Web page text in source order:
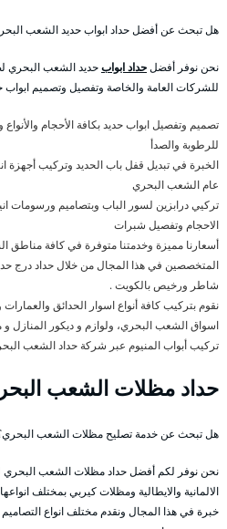
هل تبحث عن أفضل حداد ابواب حديد الشعب
نحن نوفر أفضلحداد ابوابحديد الشعب البحري
للشركات العامة والخاصة وتفصيل وتصميم ابواب
تصميم وتفصيل ابواب حديد بكافة الأحجام
للرطوبة والصدأ
الخبرة في تبديل قفل باب الحديد وتركيب أجهزة
عام الشعب البحري
تركيي درابزين لسور الباب وبتصاميم ورسومات
الاحجام وتفصيل شبرات
أسعارنا مميزة وخدمتنا متوفرة في كافة
المتخصصين في هذا المجال من خلال حداد درج
شاطر ورخيص بالكويت .
نقوم بتركيب كافة أنواع اسوار الحدائق
اسواق الشعب البحري، ولوازم و ديكور المنازل و
تركيب أبواب المنيوم عبر شركة حداد الشعب
حداد مظلات الشعب
هل تبحث عن خدمة تصليح مظلات الشعب
نحن نوفر لكم أفضل حداد مظلات الشعب البحري
الالمانية والايطالية ومظلات كيربي بمختلف
خبرة في هذا المجال ونقدم مختلف انواع التصاميم